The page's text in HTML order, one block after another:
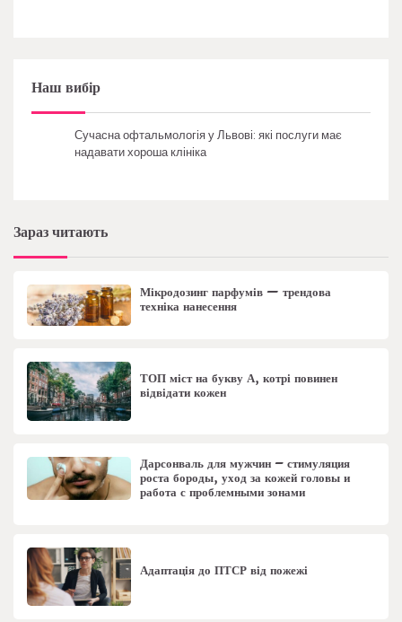
Наш вибір
Сучасна офтальмологія у Львові: які послуги має
надавати хороша клініка
Зараз читають
Мікродозинг парфумів — трендова
техніка нанесення
ТОП міст на букву А, котрі повинен
відвідати кожен
Дарсонваль для мужчин – стимуляция
роста бороды, уход за кожей головы и
работа с проблемными зонами
Адаптація до ПТСР від пожежі